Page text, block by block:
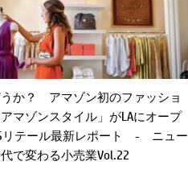
か？ アマゾン初のファッショ
マゾンスタイル」がLAにオープ
リテール最新レポート - ニュー
で変わる小売業Vol.22